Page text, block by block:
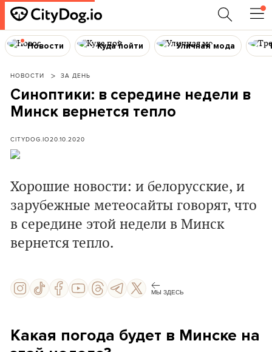
Новости Куда пойти Уличная мода
НОВОСТИ ЗА ДЕНЬ
Синоптики: в середине недели в
Минск вернется тепло
CITYDOG.IO20.10.2020
Хорошие новости: и белорусские, и
зарубежные метеосайты говорят, что
в середине этой недели в Минск
вернется тепло.
МЫ ЗДЕСЬ
Какая погода будет в Минске на